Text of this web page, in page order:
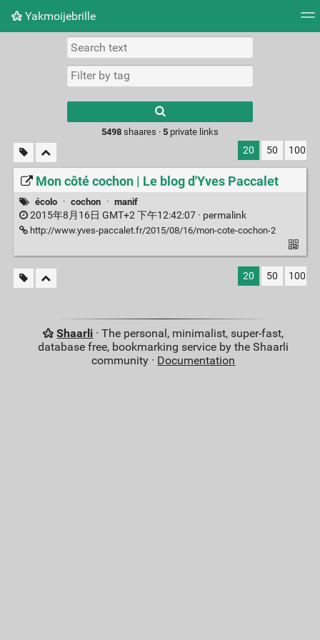
Yakmoijebrille
Picture wall
results.
5498shaares · 5private links
20 50 100
Mon côté cochon | Le blog d'Yves Paccalet
écolo · cochon · manif
2015年8月16日 GMT+2 下午12:42:07 · permalink
http://www.yves-paccalet.fr/2015/08/16/mon-cote-cochon-2
20 50 100
Shaarli · The personal, minimalist, super-fast,
database free, bookmarking service by the Shaarli
community · Documentation